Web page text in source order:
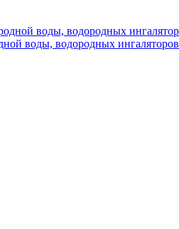
воды, водородных ингаляторов